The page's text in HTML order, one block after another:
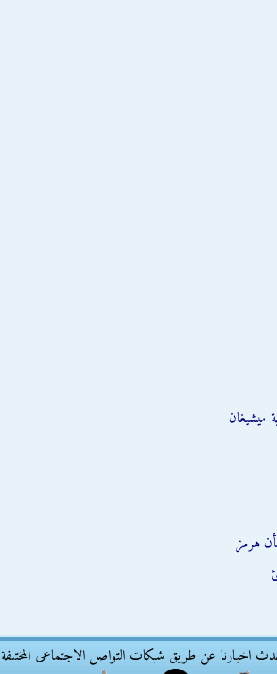
ميشيغان
هرمز
اخبارنا عن طريق شبكات التواصل الاجتماعى المختلفة